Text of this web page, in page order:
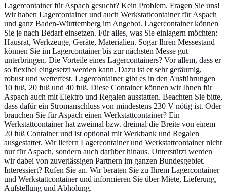
Lagercontainer für Aspach gesucht? Kein Problem. Fragen Sie uns!
Wir haben Lagercontainer und auch Werkstattcontainer für Aspach
und ganz Baden-Württemberg im Angebot. Lagercontainer können
Sie je nach Bedarf einsetzen. Für alles, was Sie einlagern möchten:
Hausrat, Werkzeuge, Geräte, Materialien. Sogar Ihren Messestand
können Sie im Lagercontainer bis zur nächsten Messe gut
unterbringen. Die Vorteile eines Lagercontainers? Vor allem, dass er
so flexibel eingesetzt werden kann. Dazu ist er sehr geräumig,
robust und wetterfest. Lagercontainer gibt es in den Ausführungen
10 fuß, 20 fuß und 40 fuß. Diese Container können wir Ihnen für
Aspach auch mit Elektro und Regalen ausstatten. Beachten Sie bitte,
dass dafür ein Stromanschluss von mindestens 230 V nötig ist. Oder
brauchen Sie für Aspach einen Werkstattcontainer? Ein
Werkstattcontainer hat zweimal bzw. dreimal die Breite von einem
20 fuß Container und ist optional mit Werkbank und Regalen
ausgestattet. Wir liefern Lagercontainer und Werkstattcontainer nicht
nur für Aspach, sondern auch darüber hinaus. Unterstützt werden
wir dabei von zuverlässigen Partnern im ganzen Bundesgebiet.
Interessiert? Rufen Sie an. Wir beraten Sie zu Ihrem Lagercontainer
und Werkstattcontainer und informieren Sie über Miete, Lieferung,
Aufstellung und Abholung.